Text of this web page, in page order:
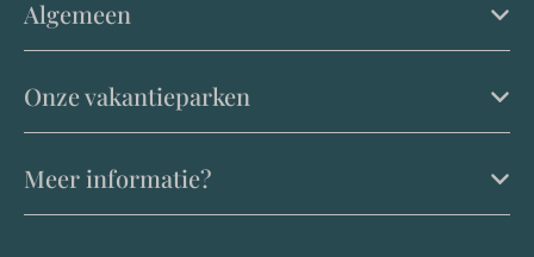
Algemeen
Onze vakantieparken
Meer informatie?